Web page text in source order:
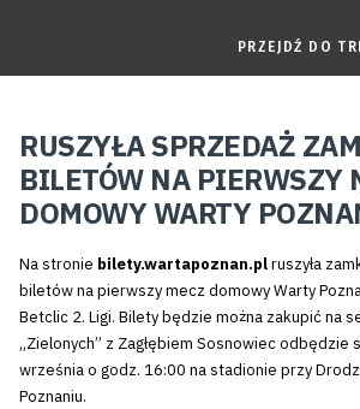
PRZEJDŹ DO
RUSZYŁA SPRZEDAŻ
BILETÓW NA PIERWSZY
DOMOWY WARTY
Na stronie bilety.wartapoznan.plruszyła
biletów na pierwszy mecz domowy Warty
Betclic 2. Ligi. Bilety będzie można zakupić na
,,Zielonych” z Zagłębiem Sosnowiec odbędzie
września o godz. 16:00 na stadionie przy
Poznaniu.